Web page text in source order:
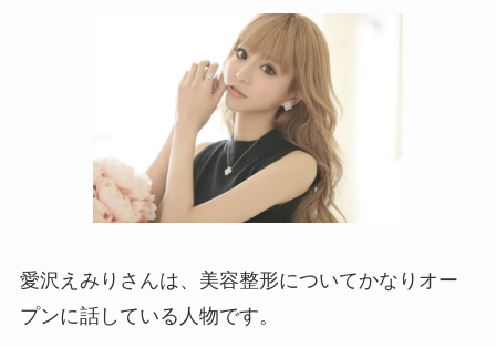
愛沢えみりさんは、美容整形についてかなりオー
プンに話している人物です。